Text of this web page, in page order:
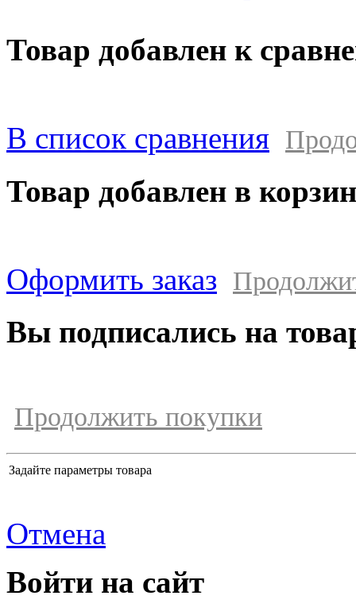
Товар добавлен к
В список сравнения
Товар добавлен в
Оформить заказ
Вы подписались на
Продолжить покупки
Задайте параметры товара
Отмена
Войти на сайт